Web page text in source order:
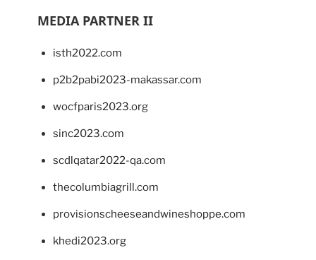
MEDIA PARTNER II
isth2022.com
p2b2pabi2023-makassar.com
wocfparis2023.org
sinc2023.com
scdlqatar2022-qa.com
thecolumbiagrill.com
provisionscheeseandwineshoppe.com
khedi2023.org